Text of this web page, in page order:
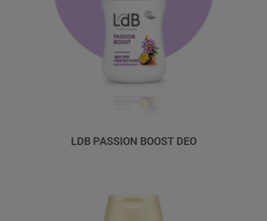
LDB PASSION BOOST DEO